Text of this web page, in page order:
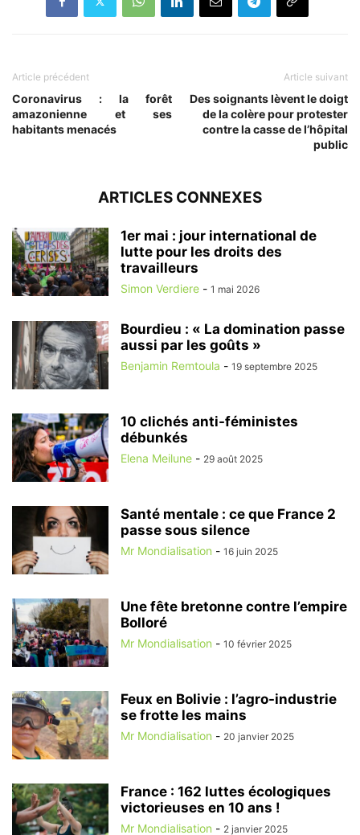
Article précédent
Coronavirus : la forêt
amazonienne et ses
habitants menacés
Article suivant
Des soignants lèvent le doigt
de la colère pour protester
contre la casse de l’hôpital
public
ARTICLES CONNEXES
1er mai : jour international de
lutte pour les droits des
travailleurs
Simon Verdiere - 1 mai 2026
Bourdieu : « La domination passe
aussi par les goûts »
Benjamin Remtoula - 19 septembre 2025
10 clichés anti-féministes
débunkés
Elena Meilune - 29 août 2025
Santé mentale : ce que France 2
passe sous silence
Mr Mondialisation - 16 juin 2025
Une fête bretonne contre l’empire
Bolloré
Mr Mondialisation - 10 février 2025
Feux en Bolivie : l’agro-industrie
se frotte les mains
Mr Mondialisation - 20 janvier 2025
France : 162 luttes écologiques
victorieuses en 10 ans !
Mr Mondialisation - 2 janvier 2025